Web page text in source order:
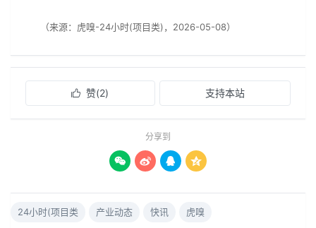
（来源：虎嗅-24小时(项目类)，2026-05-08）
 赞(2) 支持本站
分享到
   
24小时(项目类 产业动态 快讯 虎嗅